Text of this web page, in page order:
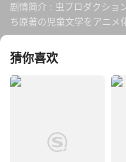
剧情简介 : 虫プロダクショ
ち原著の児童文学をアニメ
猜你喜欢